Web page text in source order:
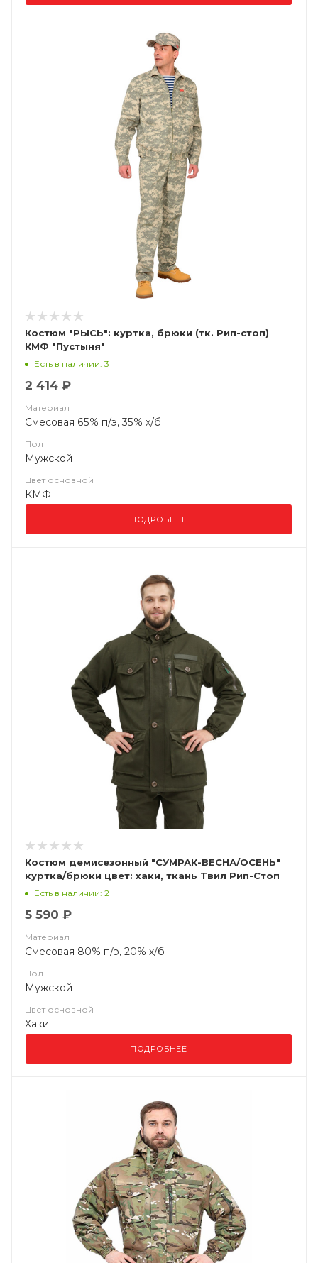
Костюм "РЫСЬ": куртка, брюки (тк. Рип-стоп)
КМФ "Пустыня"
Есть в наличии: 3
2 414 ₽
Материал
Смесовая 65% п/э, 35% х/б
Пол
Мужской
Цвет основной
КМФ
ПОДРОБНЕЕ
Костюм демисезонный "СУМРАК-ВЕСНА/ОСЕНЬ"
куртка/брюки цвет: хаки, ткань Твил Рип-Стоп
(ЧЗ)Есть в наличии: 2
5 590 ₽
Материал
Смесовая 80% п/э, 20% х/б
Пол
Мужской
Цвет основной
Хаки
ПОДРОБНЕЕ